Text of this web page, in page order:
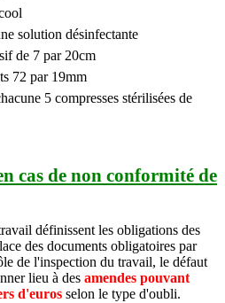
solution désinfectante
de 7 par 20cm
72 par 19mm
5 compresses stérilisées de
cas de non conformité de
définissent les obligations des
des documents obligatoires par
de l'inspection du travail, le défaut
lieu à des amendes pouvant
d'euros selon le type d'oubli.